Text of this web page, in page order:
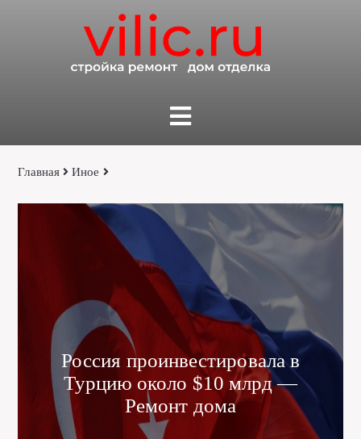
Главная Иное
Россия проинвестировала в
Турцию около $10 млрд —
Ремонт дома